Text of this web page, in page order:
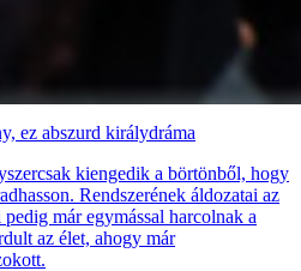
ez abszurd királydráma
kiengedik a börtönből, hogy
Rendszerének áldozatai az
már egymással harcolnak a
az élet, ahogy már